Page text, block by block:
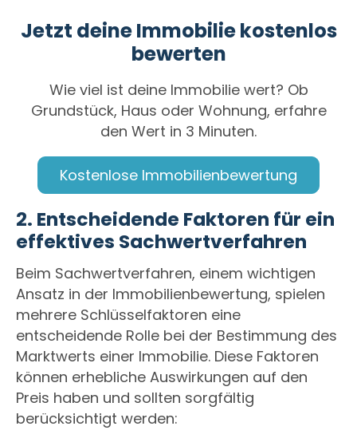
Jetzt deine Immobilie kostenlos
bewerten
Wie viel ist deine Immobilie wert? Ob
Grundstück, Haus oder Wohnung, erfahre
den Wert in 3 Minuten.
Kostenlose Immobilienbewertung
2. Entscheidende Faktoren für ein
effektives Sachwertverfahren
Beim Sachwertverfahren, einem wichtigen
Ansatz in der Immobilienbewertung, spielen
mehrere Schlüsselfaktoren eine
entscheidende Rolle bei der Bestimmung des
Marktwerts einer Immobilie. Diese Faktoren
können erhebliche Auswirkungen auf den
Preis haben und sollten sorgfältig
berücksichtigt werden: